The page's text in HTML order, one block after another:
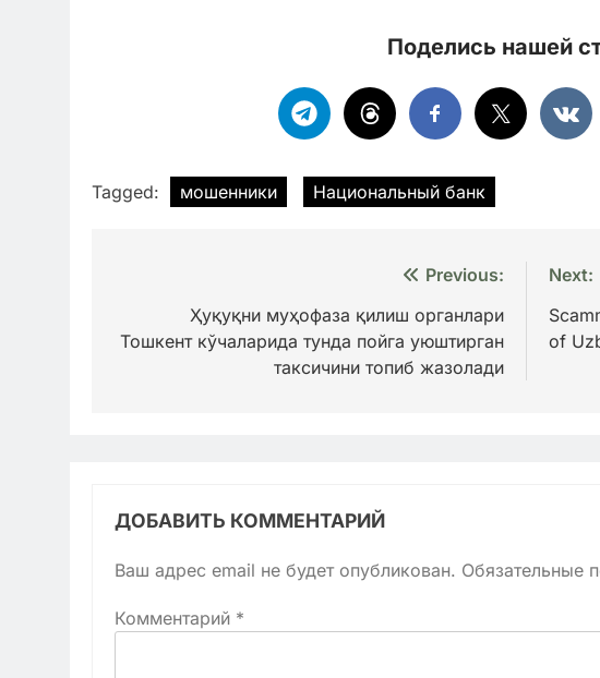
Поделись нашей
Tagged: мошенники Национальный банк
записям
Previous:
Ҳуқуқни муҳофаза қилиш органлари
Тошкент кўчаларида тунда пойга уюштирган
таксичини топиб жазолади
Next:
of
ДОБАВИТЬ КОММЕНТАРИЙ
Ваш адрес email не будет опубликован. Обязательные
Комментарий *